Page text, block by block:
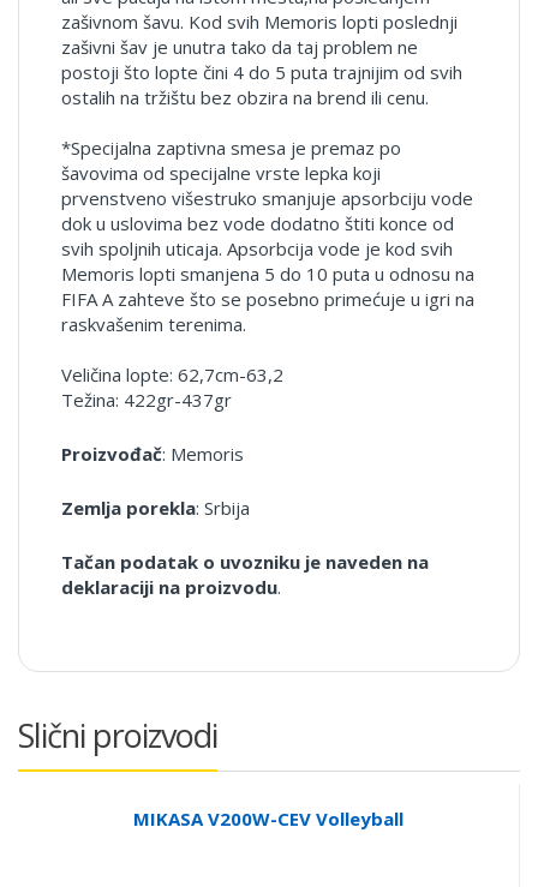
zašivnom šavu. Kod svih Memoris lopti poslednji
zašivni šav je unutra tako da taj problem ne
postoji što lopte čini 4 do 5 puta trajnijim od svih
ostalih na tržištu bez obzira na brend ili cenu.
*Specijalna zaptivna smesa je premaz po
šavovima od specijalne vrste lepka koji
prvenstveno višestruko smanjuje apsorbciju vode
dok u uslovima bez vode dodatno štiti konce od
svih spoljnih uticaja. Apsorbcija vode je kod svih
Memoris lopti smanjena 5 do 10 puta u odnosu na
FIFA A zahteve što se posebno primećuje u igri na
raskvašenim terenima.
Veličina lopte: 62,7cm-63,2
Težina: 422gr-437gr
Proizvođač: Memoris
Zemlja porekla: Srbija
Tačan podatak o uvozniku je naveden na
deklaraciji na proizvodu.
Slični proizvodi
MIKASA V200W-CEV Volleyball